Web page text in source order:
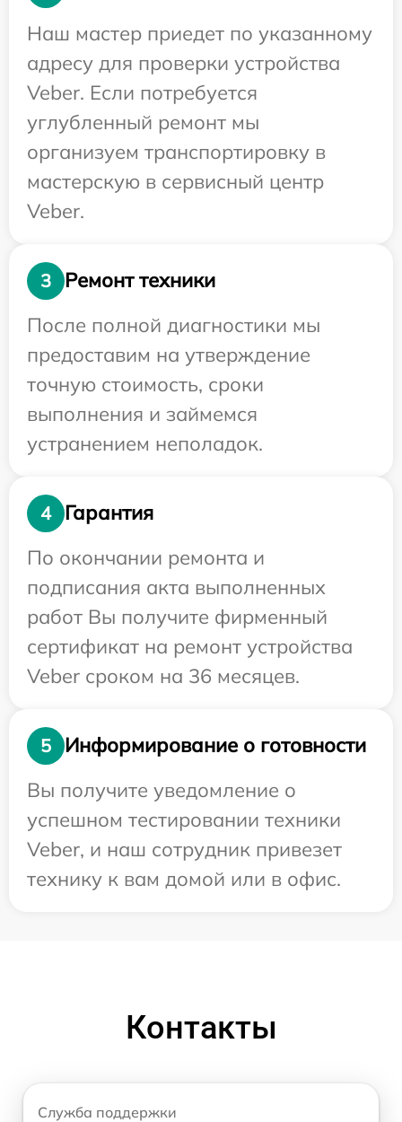
Наш мастер приедет по указанному
адресу для проверки устройства
Veber. Если потребуется
углубленный ремонт мы
организуем транспортировку в
мастерскую в сервисный центр
Veber.
3
Ремонт техники
После полной диагностики мы
предоставим на утверждение
точную стоимость, сроки
выполнения и займемся
устранением неполадок.
4
Гарантия
По окончании ремонта и
подписания акта выполненных
работ Вы получите фирменный
сертификат на ремонт устройства
Veber сроком на 36 месяцев.
5
Информирование о готовности
Вы получите уведомление о
успешном тестировании техники
Veber, и наш сотрудник привезет
технику к вам домой или в офис.
Контакты
Служба поддержки